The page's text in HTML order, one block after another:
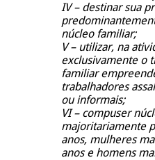
IV – destinar sua
núcleo familiar;
V – utilizar, na
exclusivamente o
familiar
trabalhadores
ou informais;
VI – compuser
majoritariamente
anos, mulheres
anos e homens